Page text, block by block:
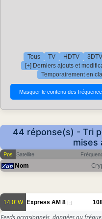
Tous TV HDTV 3DTV
[+] Derniers ajouts et
Temporairement en
44 réponse(s) - Tri
mises
Pos Satellite
Nom
14.0°W Express AM 8